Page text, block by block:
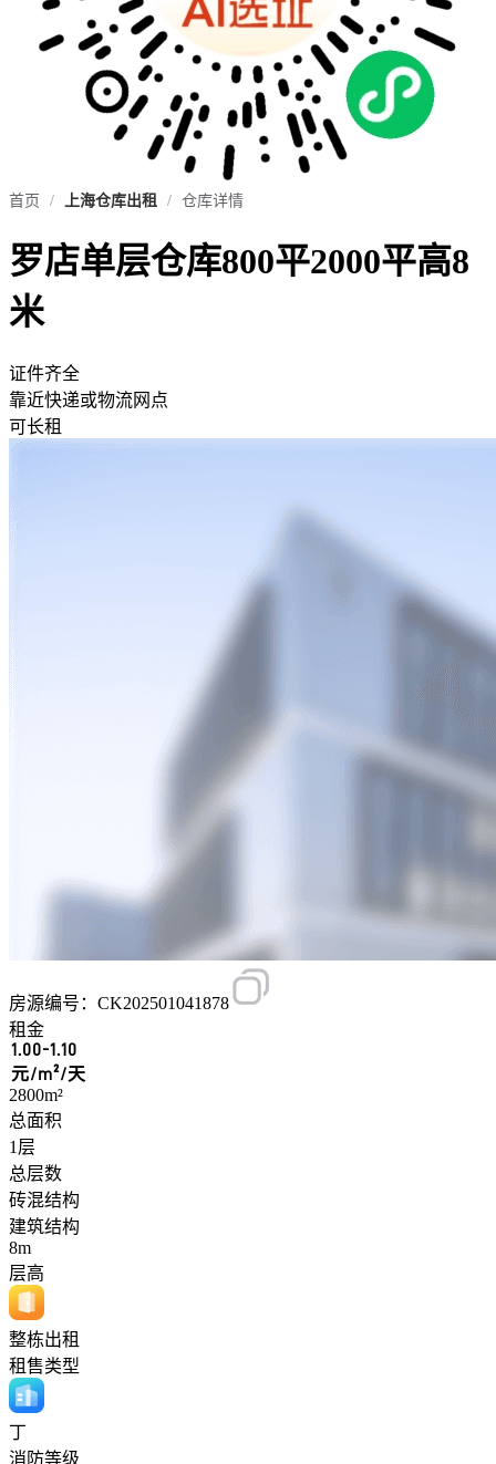
首页 / 上海仓库出租 / 仓库详情
罗店单层仓库800平2000平高8
米
证件齐全
靠近快递或物流网点
可长租
房源编号：CK202501041878
租金
1.00-1.10
元/m²/天
2800m²
总面积
1层
总层数
砖混结构
建筑结构
8m
层高
整栋出租
租售类型
丁
消防等级